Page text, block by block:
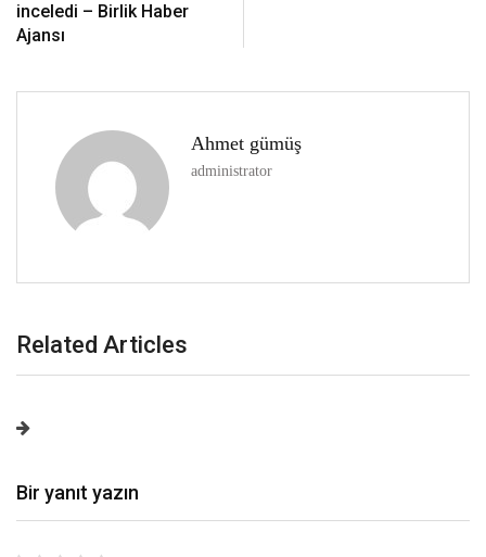
inceledi – Birlik Haber
Ajansı
Ahmet gümüş
administrator
Related Articles
Bir yanıt yazın